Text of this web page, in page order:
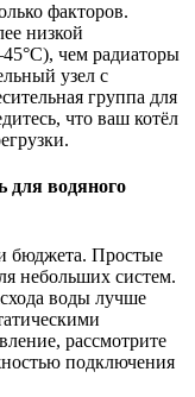
факторов.
низкой
чем радиаторы
узел с
группа для
что ваш котёл
для водяного
бюджета. Простые
небольших систем.
воды лучше
рассмотрите
подключения